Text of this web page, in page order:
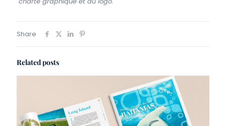
Share
Related posts